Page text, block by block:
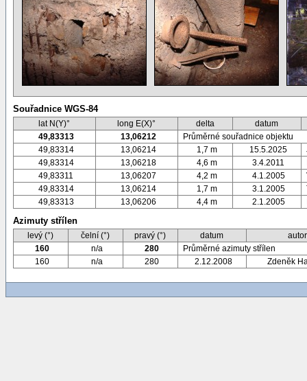
Souřadnice WGS-84
lat N(Y)° long E(X)° delta
datum
49,83313
13,06212
Průměrné souřadnice objektu
49,83314
13,06214 1,7 m 15.5.2025
49,83314
13,06218 4,6 m 3.4.2011
49,83311
13,06207 4,2 m 4.1.2005
49,83314
13,06214 1,7 m 3.1.2005
49,83313
13,06206 4,4 m 2.1.2005
Azimuty střílen
levý (°) čelní (°) pravý (°) datum
autor
160
n/a 280
Průměrné azimuty střílen
160
n/a 280 2.12.2008 Zdeněk